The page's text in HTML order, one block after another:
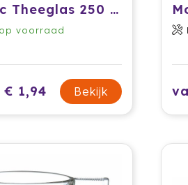
Classic Theeglas 250 ml
op voorraad
1,94 Bekijk